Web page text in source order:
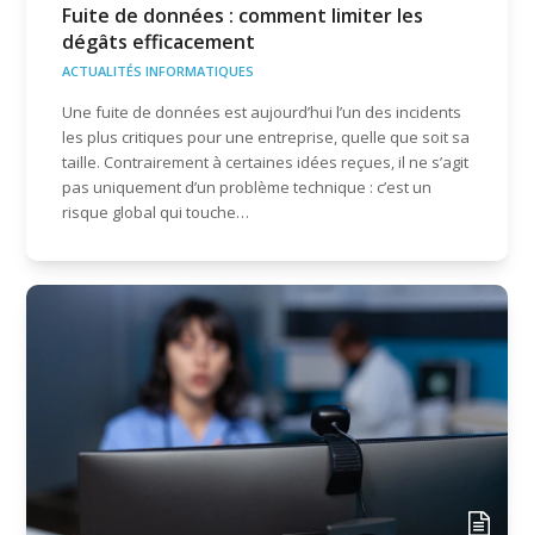
Fuite de données : comment limiter les
dégâts efficacement
ACTUALITÉS INFORMATIQUES
Une fuite de données est aujourd’hui l’un des incidents
les plus critiques pour une entreprise, quelle que soit sa
taille. Contrairement à certaines idées reçues, il ne s’agit
pas uniquement d’un problème technique : c’est un
risque global qui touche…